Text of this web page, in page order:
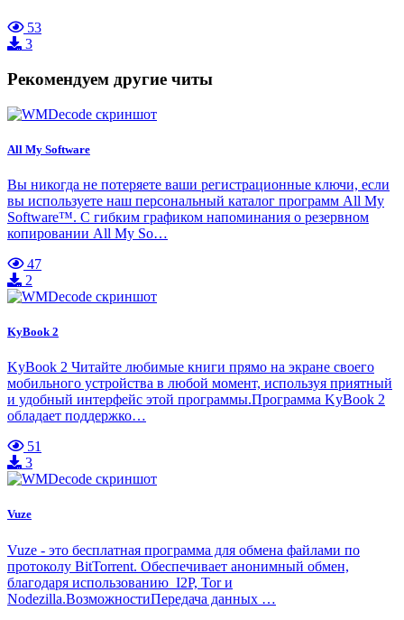
53
3
Рекомендуем другие читы
All My Software
Вы никогда не потеряете ваши регистрационные ключи, если
вы используете наш персональный каталог программ All My
Software™. С гибким графиком напоминания о резервном
копировании All My So…
47
2
KyBook 2
KyBook 2 Читайте любимые книги прямо на экране своего
мобильного устройства в любой момент, используя приятный
и удобный интерфейс этой программы.Программа KyBook 2
обладает поддержко…
51
3
Vuze
Vuze - это бесплатная программа для обмена файлами по
протоколу BitTorrent. Обеспечивает анонимный обмен,
благодаря использованию I2P, Tor и
Nodezilla.ВозможностиПередача данных …